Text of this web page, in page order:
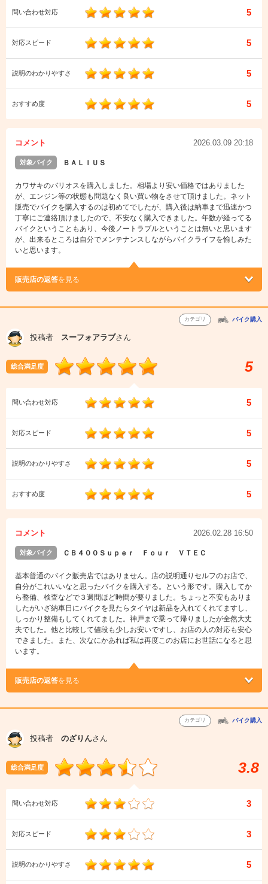
問い合わせ対応 5
対応スピード 5
説明のわかりやすさ 5
おすすめ度 5
コメント 2026.03.09 20:18
対象バイク ＢＡＬＩＵＳ
カワサキのバリオスを購入しました。相場より安い価格ではありました
が、エンジン等の状態も問題なく良い買い物をさせて頂けました。ネット
販売でバイクを購入するのは初めてでしたが、購入後は納車まで迅速かつ
丁寧にご連絡頂けましたので、不安なく購入できました。年数が経ってる
バイクということもあり、今後ノートラブルということは無いと思います
が、出来るところは自分でメンテナンスしながらバイクライフを愉しみた
いと思います。
販売店の返答を見る
カテゴリ バイク購入
投稿者 スーフォアラブさん
総合満足度 5
問い合わせ対応 5
対応スピード 5
説明のわかりやすさ 5
おすすめ度 5
コメント 2026.02.28 16:50
対象バイク ＣＢ４００Ｓｕｐｅｒ Ｆｏｕｒ ＶＴＥＣ
基本普通のバイク販売店ではありません。店の説明通りセルフのお店で、
自分がこれいいなと思ったバイクを購入する。という形です。購入してか
ら整備、検査などで３週間ほど時間が要りました。ちょっと不安もありま
したがいざ納車日にバイクを見たらタイヤは新品を入れてくれてますし、
しっかり整備もしてくれてました。神戸まで乗って帰りましたが全然大丈
夫でした。他と比較して値段も少しお安いですし、お店の人の対応も安心
できました。また、次なにかあれば私は再度このお店にお世話になると思
います。
販売店の返答を見る
カテゴリ バイク購入
投稿者 のざりんさん
総合満足度 3.8
問い合わせ対応 3
対応スピード 3
説明のわかりやすさ 5